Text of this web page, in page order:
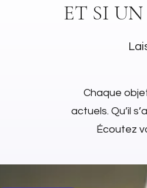
ET SI
Chaque
actuels. Qu’il
Écoutez